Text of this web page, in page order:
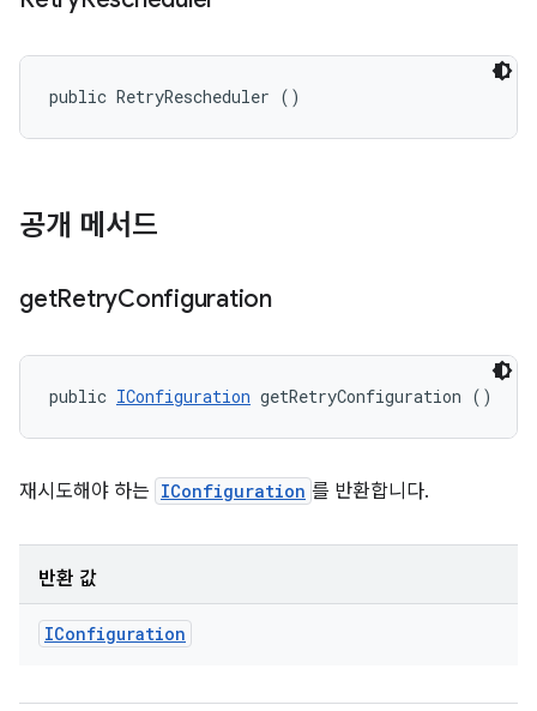
public RetryRescheduler ()
공개 메서드
getRetryConfiguration
public IConfiguration getRetryConfiguration ()
재시도해야 하는 IConfiguration 를 반환합니다.
반환 값
IConfiguration